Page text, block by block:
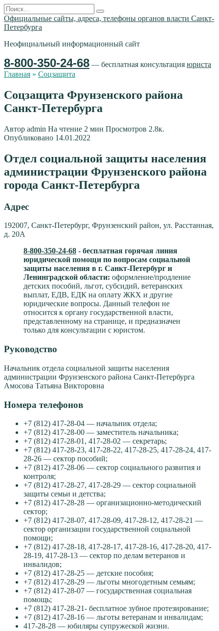
Перейти
к
содержанию
Search
for:
Официальные сайты, адреса, телефоны органов власти Санкт-
Петербурга
Неофициальный информационный сайт
8-800-350-24-68 — бесплатная консультация юриста
Главная » Соцзащита
Соцзащита Фрунзенского района
Санкт-Петербурга
Автор admin На чтение 2 мин Просмотров 2.8к.
Опубликовано 14.01.2022
Отдел социальной защиты населения
администрации Фрунзенского района
города Санкт-Петербурга
Адрес
192007, Санкт-Петербург, Фрунзенский район, ул. Расстанная,
д. 20А
8-800-350-24-68 - бесплатная горячая линия
юридической помощи по вопросам социальной
защиты населения в г. Санкт-Петербург и
Ленинградской области: оформление/продление
детских пособий, льгот, субсидий, ветеранских
выплат, ЕДВ, ЕДК на оплату ЖКХ и другие
юридические вопросы. Данный телефон не
относится к органу государственной власти,
представленному на странице, и предназначен
только для консультации с юристом.
Руководство
Начальник отдела социальной защиты населения
администрации Фрунзенского района Санкт-Петербурга
Амосова Татьяна Викторовна
Номера телефонов
+7 (812) 417-28-04 — начальник отдела;
+7 (812) 417-28-00 — заместитель начальника;
+7 (812) 417-28-01, 417-28-02 — секретарь;
+7 (812) 417-28-23, 417-28-22, 417-28-25, 417-28-24, 417-
28-26 — сектор пособий;
+7 (812) 417-28-06 — сектор социального развития и
контроля;
+7 (812) 417-28-27, 417-28-29 — сектор социальной
защиты семьи и детства;
+7 (812) 417-28-28 — организационно-методический
сектор;
+7 (812) 417-28-07, 417-28-09, 417-28-12, 417-28-21 —
сектор организации государственной социальной
помощи;
+7 (812) 417-28-18, 417-28-17, 417-28-16, 417-28-20, 417-
28-19, 417-28-13 — сектор по делам ветеранов и
инвалидов;
+7 (812) 417-28-25 — детские пособия;
+7 (812) 417-28-29 — льготы многодетным семьям;
+7 (812) 417-28-07 — государственная социальная
помощь;
+7 (812) 417-28-21- бесплатное зубное протезирование;
+7 (812) 417-28-16 — льготы ветеранам и инвалидам;
417-28-28 — юбиляры супружеской жизни.